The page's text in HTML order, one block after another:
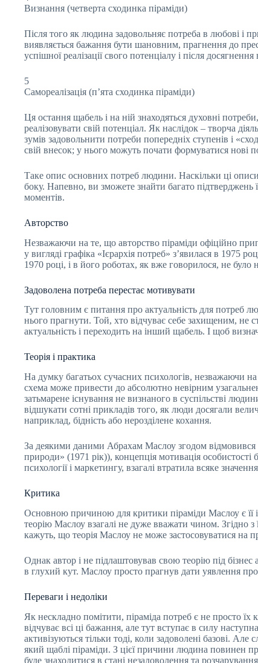
Визнання (четверта сходинка піраміди)
Після того як людина задовольняє потреба в любові і
виявляється бажання бути шановним, прагнення до
успішної реалізації свого потенціалу і після
5
Самореалізація (п’ята сходинка піраміди)
Ця остання щабель і на ній знаходяться духовні
реалізовувати свій потенціал. Як наслідок – творча
зумів задовольнити потреби попередніх ступенів і
свій внесок; у нього можуть почати формуватися нові
Таке опис основних потреб людини. Наскільки ці
боку. Напевно, ви зможете знайти багато підтверджень
моментів.
Авторство
Незважаючи на те, що авторство піраміди офіційно
у вигляді графіка «Ієрархія потреб» з’явилася в 1975
1970 році, і в його роботах, як вже говорилося, не було
Задоволена потреба перестає мотивувати
Тут головним є питання про актуальність для потреб
нього прагнути. Той, хто відчуває себе захищеним, не
актуальність і переходить на інший щабель. І щоб
Теорія і практика
На думку багатьох сучасних психологів, незважаючи
схема може привести до абсолютно невірним
затьмарене існування не визнаного в суспільстві
відшукати сотні прикладів того, як люди досягали
наприклад, бідність або нерозділене кохання.
За деякими даними Абрахам Маслоу згодом відмовився
природи» (1971 рік)), концепція мотивація особистості
психології і маркетингу, взагалі втратила всяке
Критика
Основною причиною для критики піраміди Маслоу є її
теорію Маслоу взагалі не дуже вважати чином. Згідно
кажуть, що теорія Маслоу не може застосовуватися на
Однак автор і не підлаштовував свою теорію під
в глухий кут. Маслоу просто прагнув дати уявлення
Переваги і недоліки
Як нескладно помітити, піраміда потреб є не просто їх
відчуває всі ці бажання, але тут вступає в силу
активізуються тільки тоді, коли задоволені базові.
який щаблі піраміди. З цієї причини людина повинен
буде знаходитися в стані незадоволення та